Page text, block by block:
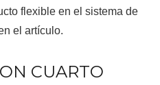
flexible en el sistema de
el artículo.
CUARTO